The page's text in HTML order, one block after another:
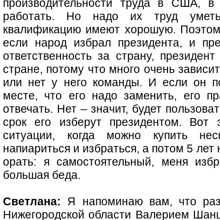
производительности труда в США,
работать. Но надо их труд
квалификацию имеют хорошую.
если народ избрал президента, и
ответственность за страну,
стране, потому что много очень
или нет у него команды. И если он
месте, что его надо заменить, его
отвечать. Нет – значит, будет
срок его изберут президентом.
ситуации, когда можно купить
напиариться и избраться, а потом 5
орать: я самостоятельный, меня
большая беда.
Светлана: Я напоминаю вам, что
Нижегородской области Валерием